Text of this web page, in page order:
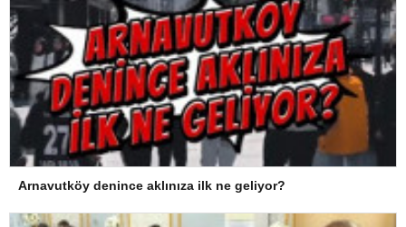
Arnavutköy denince aklınıza ilk ne geliyor?